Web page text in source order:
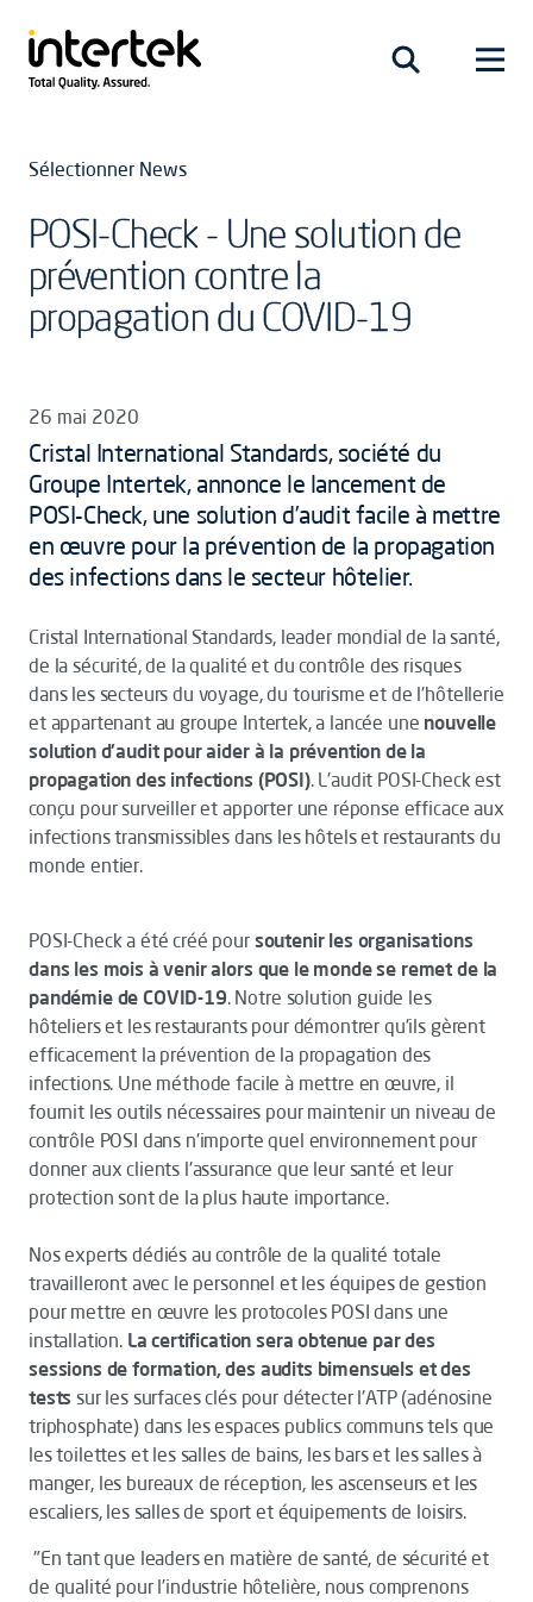
Sélectionner News
POSI-Check - Une solution de
prévention contre la
propagation du COVID-19
26 mai 2020
Cristal International Standards, société du
Groupe Intertek, annonce le lancement de
POSI-Check, une solution d’audit facile à mettre
en œuvre pour la prévention de la propagation
des infections dans le secteur hôtelier.
Cristal International Standards, leader mondial de la santé,
de la sécurité, de la qualité et du contrôle des risques
dans les secteurs du voyage, du tourisme et de l'hôtellerie
et appartenant au groupe Intertek, a lancée une nouvelle
solution d'audit pour aider à la prévention de la
propagation des infections (POSI). L'audit POSI-Check est
conçu pour surveiller et apporter une réponse efficace aux
infections transmissibles dans les hôtels et restaurants du
monde entier.
POSI-Check a été créé pour soutenir les organisations
dans les mois à venir alors que le monde se remet de la
pandémie de COVID-19. Notre solution guide les
hôteliers et les restaurants pour démontrer qu'ils gèrent
efficacement la prévention de la propagation des
infections. Une méthode facile à mettre en œuvre, il
fournit les outils nécessaires pour maintenir un niveau de
contrôle POSI dans n'importe quel environnement pour
donner aux clients l'assurance que leur santé et leur
protection sont de la plus haute importance.
Nos experts dédiés au contrôle de la qualité totale
travailleront avec le personnel et les équipes de gestion
pour mettre en œuvre les protocoles POSI dans une
installation. La certification sera obtenue par des
sessions de formation, des audits bimensuels et des
tests sur les surfaces clés pour détecter l'ATP (adénosine
triphosphate) dans les espaces publics communs tels que
les toilettes et les salles de bains, les bars et les salles à
manger, les bureaux de réception, les ascenseurs et les
escaliers, les salles de sport et équipements de loisirs.
"En tant que leaders en matière de santé, de sécurité et
de qualité pour l’industrie hôtelière, nous comprenons